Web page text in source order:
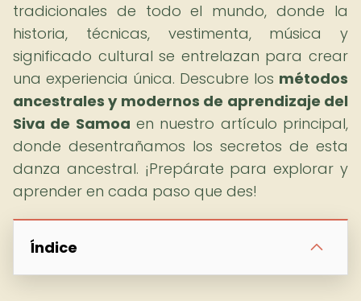
tradicionales de todo el mundo, donde la
historia, técnicas, vestimenta, música y
significado cultural se entrelazan para crear
una experiencia única. Descubre los métodos
ancestrales y modernos de aprendizaje del
Siva de Samoa en nuestro artículo principal,
donde desentrañamos los secretos de esta
danza ancestral. ¡Prepárate para explorar y
aprender en cada paso que des!
Índice